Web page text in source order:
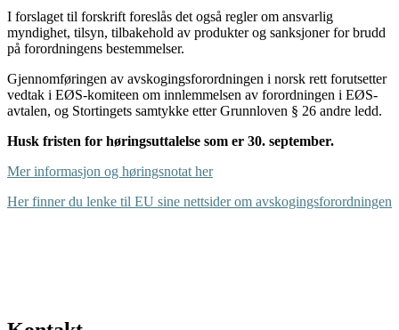
I forslaget til forskrift foreslås det også regler om ansvarlig
myndighet, tilsyn, tilbakehold av produkter og sanksjoner for brudd
på forordningens bestemmelser.
Gjennomføringen av avskogingsforordningen i norsk rett forutsetter
vedtak i EØS-komiteen om innlemmelsen av forordningen i EØS-
avtalen, og Stortingets samtykke etter Grunnloven § 26 andre ledd.
Husk fristen for høringsuttalelse som er 30. september.
Mer informasjon og høringsnotat her
Her finner du lenke til EU sine nettsider om avskogingsforordningen